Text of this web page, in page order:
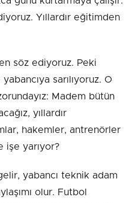
Yıllardır eğitimden
söz ediyoruz. Peki
sarılıyoruz. O
Madem bütün
yıllardır
hakemler, antrenörler
işe yarıyor?
yabancı teknik adam
olur. Futbol